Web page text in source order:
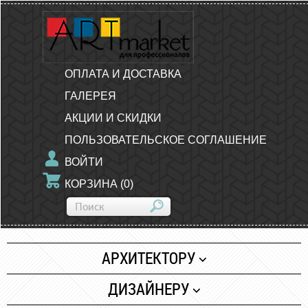
ОПЛАТА И ДОСТАВКА
ГАЛЕРЕЯ
АКЦИИ И СКИДКИ
ПОЛЬЗОВАТЕЛЬСКОЕ СОГЛАШЕНИЕ
ВОЙТИ
КОРЗИНА (0)
АРХИТЕКТОРУ
Бумага
ДИЗАЙНЕРУ